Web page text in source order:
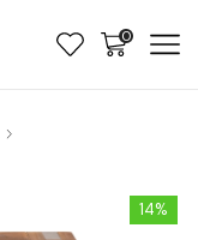
0
14%